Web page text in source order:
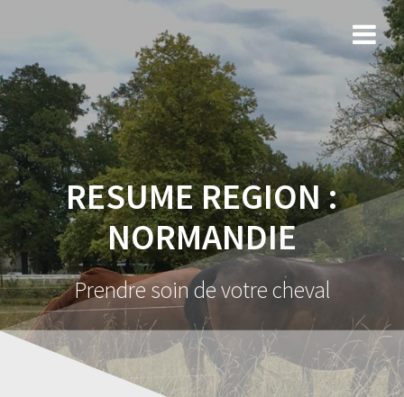
RESUME REGION :
NORMANDIE
Prendre soin de votre cheval